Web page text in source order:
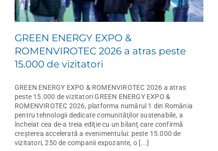
GREEN ENERGY EXPO &
ROMENVIROTEC 2026 a atras peste
15.000 de vizitatori
GREEN ENERGY EXPO & ROMENVIROTEC 2026 a atras
peste 15.000 de vizitatori GREEN ENERGY EXPO &
ROMENVIROTEC 2026, platforma numărul 1 din România
pentru tehnologii dedicate comunităţilor sustenabile, a
încheiat cea de-a treia ediţie cu un bilanţ care confirmă
creşterea accelerată a evenimentului: peste 15.000 de
vizitatori, 250 de companii expozante, o [...]